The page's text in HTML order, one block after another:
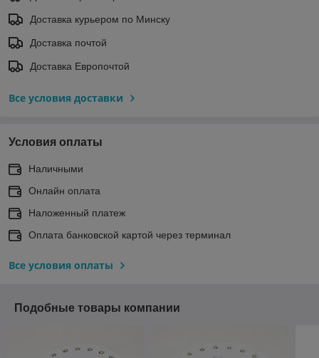
Доставка курьером по Минску
Доставка почтой
Доставка Европочтой
Все условия доставки
Условия оплаты
Наличными
Онлайн оплата
Наложенный платеж
Оплата банковской картой через терминал
Все условия оплаты
Подобные товары компании